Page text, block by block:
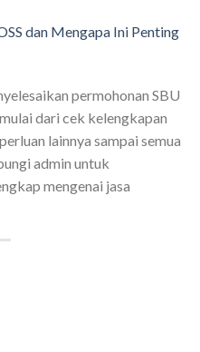
dan Mengapa Ini Penting
permohonan SBU
dari cek kelengkapan
lainnya sampai semua
admin untuk
mengenai jasa